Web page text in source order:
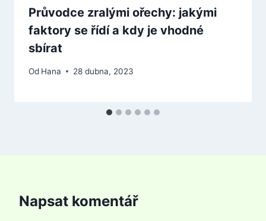
Průvodce zralými ořechy: jakými
faktory se řídí a kdy je vhodné
sbírat
Od Hana 28 dubna, 2023
Napsat komentář